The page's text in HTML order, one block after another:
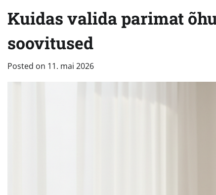
Kuidas valida parimat
soovitused
Posted on 11. mai 2026